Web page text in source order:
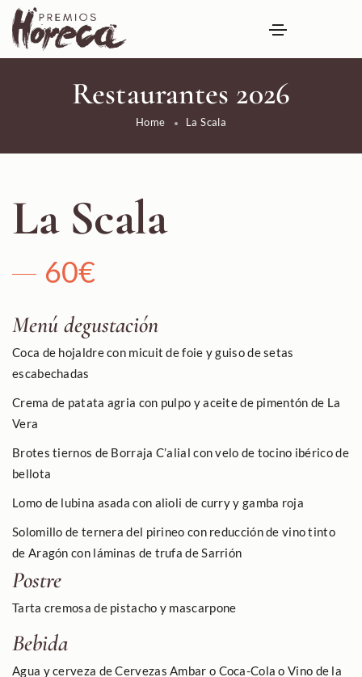
Restaurantes 2026
Home La Scala
La Scala
60€
Menú degustación
Coca de hojaldre con micuit de foie y guiso de setas
escabechadas
Crema de patata agria con pulpo y aceite de pimentón de La
Vera
Brotes tiernos de Borraja C’alial con velo de tocino ibérico de
bellota
Lomo de lubina asada con alioli de curry y gamba roja
Solomillo de ternera del pirineo con reducción de vino tinto
de Aragón con láminas de trufa de Sarrión
Postre
Tarta cremosa de pistacho y mascarpone
Bebida
Agua y cerveza de Cervezas Ambar o Coca-Cola o Vino de la